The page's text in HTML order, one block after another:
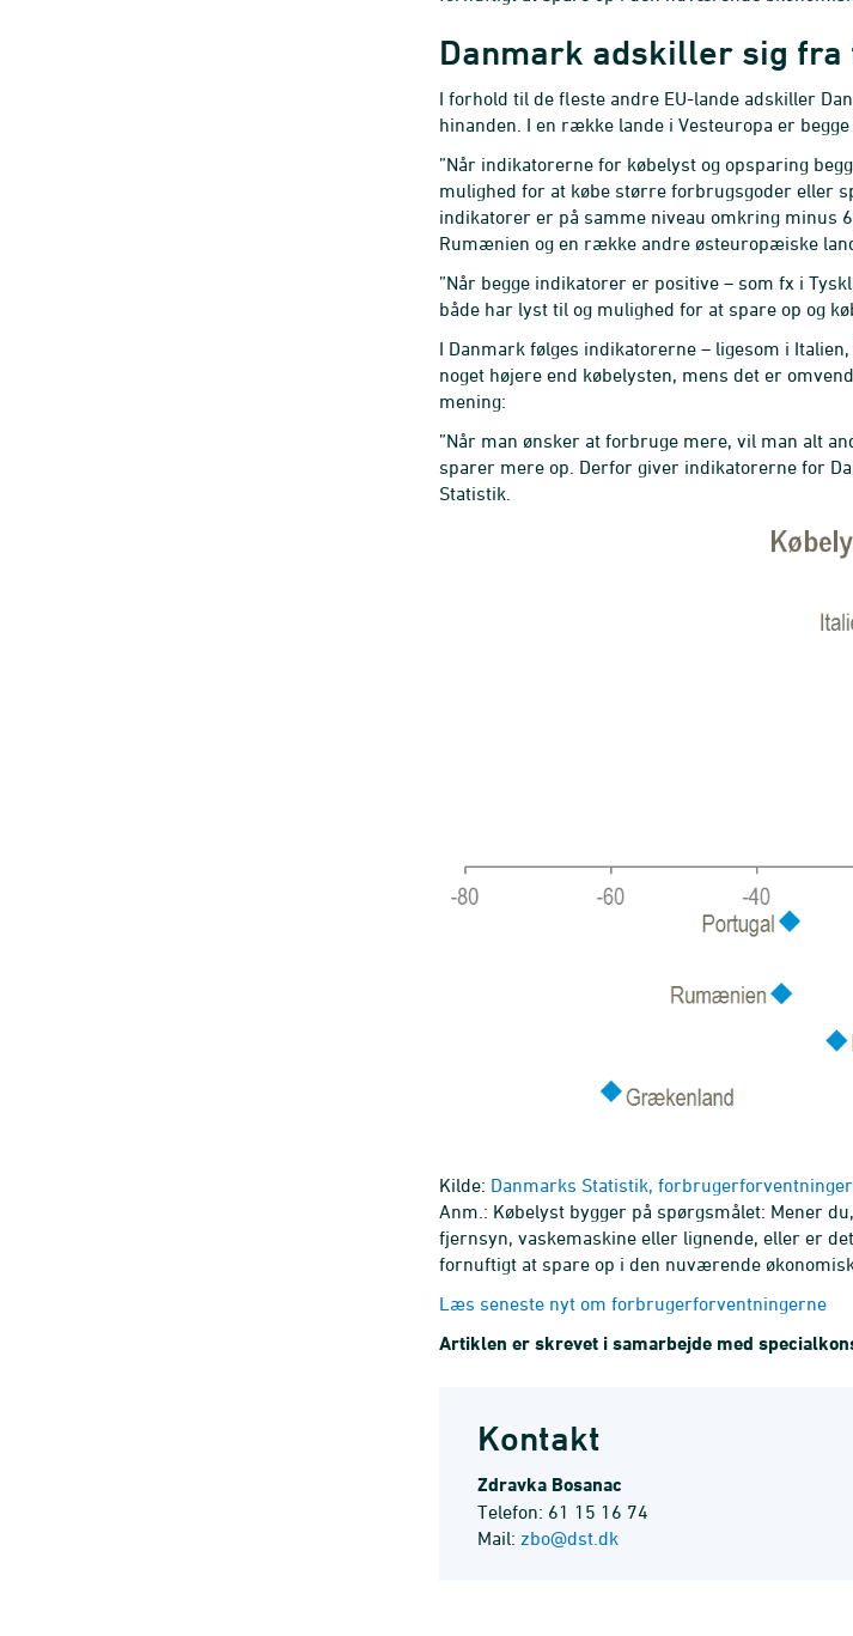
Danmark adskiller sig
I forhold til de fleste andre EU-lande adskiller
hinanden. I en række lande i Vesteuropa er
”Når indikatorerne for købelyst og opsparing
mulighed for at købe større forbrugsgoder eller
indikatorer er på samme niveau omkring minus
Rumænien og en række andre østeuropæiske
”Når begge indikatorer er positive – som fx i
både har lyst til og mulighed for at spare op og
I Danmark følges indikatorerne – ligesom i
noget højere end købelysten, mens det er
mening:
”Når man ønsker at forbruge mere, vil man alt
sparer mere op. Derfor giver indikatorerne for
Statistik.
Kilde: Danmarks Statistik,
Anm.: Købelyst bygger på spørgsmålet: Mener
fjernsyn, vaskemaskine eller lignende, eller er
fornuftigt at spare op i den nuværende
Læs seneste nyt om forbrugerforventningerne
Artiklen er skrevet i samarbejde med
Kontakt
Zdravka Bosanac
Telefon: 61 15 16 74
Mail: zbo@dst.dk